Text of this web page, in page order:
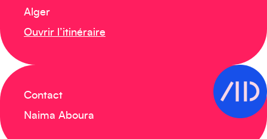
Alger
Ouvrir l’itinéraire
Contact
Naima Aboura